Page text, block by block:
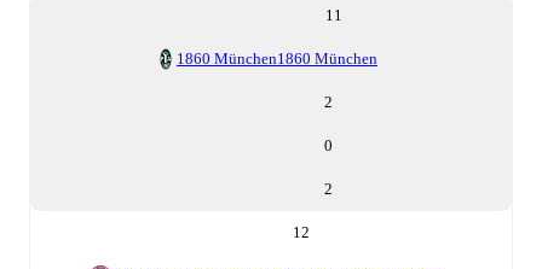
11
1860 München1860 München
2
0
2
12